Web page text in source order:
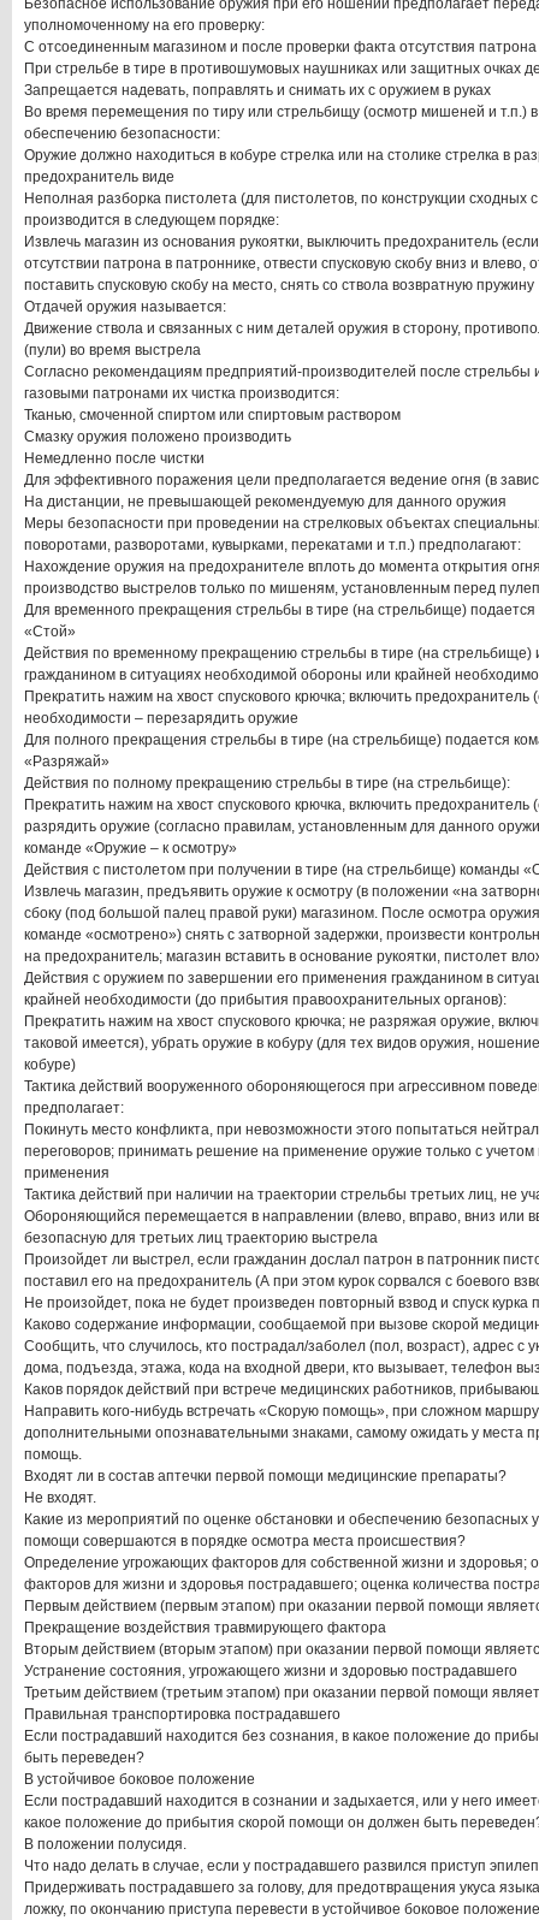
Безопасное использование оружия при его ношении предполагает
уполномоченному на его проверку:
С отсоединенным магазином и после проверки факта отсутствия
При стрельбе в тире в противошумовых наушниках или защитных очках
Запрещается надевать, поправлять и снимать их с оружием в руках
Во время перемещения по тиру или стрельбищу (осмотр мишеней и т.п.)
обеспечению безопасности:
Оружие должно находиться в кобуре стрелка или на столике стрелка в
предохранитель виде
Неполная разборка пистолета (для пистолетов, по конструкции сходных
производится в следующем порядке:
Извлечь магазин из основания рукоятки, выключить предохранитель
отсутствии патрона в патроннике, отвести спусковую скобу вниз и влево,
поставить спусковую скобу на место, снять со ствола возвратную пружину
Отдачей оружия называется:
Движение ствола и связанных с ним деталей оружия в сторону,
(пули) во время выстрела
Согласно рекомендациям предприятий-производителей после стрельбы
газовыми патронами их чистка производится:
Тканью, смоченной спиртом или спиртовым раствором
Смазку оружия положено производить
Немедленно после чистки
Для эффективного поражения цели предполагается ведение огня (в
На дистанции, не превышающей рекомендуемую для данного оружия
Меры безопасности при проведении на стрелковых объектах
поворотами, разворотами, кувырками, перекатами и т.п.) предполагают:
Нахождение оружия на предохранителе вплоть до момента открытия
производство выстрелов только по мишеням, установленным перед
Для временного прекращения стрельбы в тире (на стрельбище) подается
«Стой»
Действия по временному прекращению стрельбы в тире (на стрельбище)
гражданином в ситуациях необходимой обороны или крайней
Прекратить нажим на хвост спускового крючка; включить предохранитель
необходимости – перезарядить оружие
Для полного прекращения стрельбы в тире (на стрельбище) подается
«Разряжай»
Действия по полному прекращению стрельбы в тире (на стрельбище):
Прекратить нажим на хвост спускового крючка, включить предохранитель
разрядить оружие (согласно правилам, установленным для данного
команде «Оружие – к осмотру»
Действия с пистолетом при получении в тире (на стрельбище) команды
Извлечь магазин, предъявить оружие к осмотру (в положении «на
сбоку (под большой палец правой руки) магазином. После осмотра
команде «осмотрено») снять с затворной задержки, произвести
на предохранитель; магазин вставить в основание рукоятки, пистолет
Действия с оружием по завершении его применения гражданином в
крайней необходимости (до прибытия правоохранительных органов):
Прекратить нажим на хвост спускового крючка; не разряжая оружие,
таковой имеется), убрать оружие в кобуру (для тех видов оружия,
кобуре)
Тактика действий вооруженного обороняющегося при агрессивном
предполагает:
Покинуть место конфликта, при невозможности этого попытаться
переговоров; принимать решение на применение оружие только с учетом
применения
Тактика действий при наличии на траектории стрельбы третьих лиц, не
Обороняющийся перемещается в направлении (влево, вправо, вниз или
безопасную для третьих лиц траекторию выстрела
Произойдет ли выстрел, если гражданин дослал патрон в патронник
поставил его на предохранитель (А при этом курок сорвался с боевого
Не произойдет, пока не будет произведен повторный взвод и спуск
Каково содержание информации, сообщаемой при вызове скорой
Сообщить, что случилось, кто пострадал/заболел (пол, возраст), адрес с
дома, подъезда, этажа, кода на входной двери, кто вызывает, телефон
Каков порядок действий при встрече медицинских работников,
Направить кого-нибудь встречать «Скорую помощь», при сложном
дополнительными опознавательными знаками, самому ожидать у места
помощь.
Входят ли в состав аптечки первой помощи медицинские препараты?
Не входят.
Какие из мероприятий по оценке обстановки и обеспечению безопасных
помощи совершаются в порядке осмотра места происшествия?
Определение угрожающих факторов для собственной жизни и здоровья;
факторов для жизни и здоровья пострадавшего; оценка количества
Первым действием (первым этапом) при оказании первой помощи
Прекращение воздействия травмирующего фактора
Вторым действием (вторым этапом) при оказании первой помощи
Устранение состояния, угрожающего жизни и здоровью пострадавшего
Третьим действием (третьим этапом) при оказании первой помощи
Правильная транспортировка пострадавшего
Если пострадавший находится без сознания, в какое положение до
быть переведен?
В устойчивое боковое положение
Если пострадавший находится в сознании и задыхается, или у него
какое положение до прибытия скорой помощи он должен быть
В положении полусидя.
Что надо делать в случае, если у пострадавшего развился приступ
Придерживать пострадавшего за голову, для предотвращения укуса
ложку, по окончанию приступа перевести в устойчивое боковое